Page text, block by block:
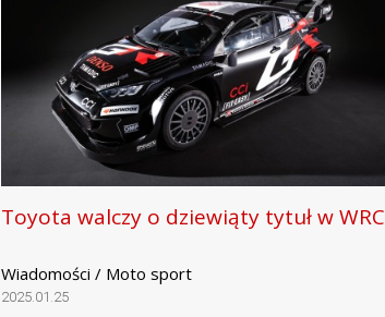
Toyota walczy o dziewiąty tytuł w WRC
Wiadomości / Moto sport
2025.01.25